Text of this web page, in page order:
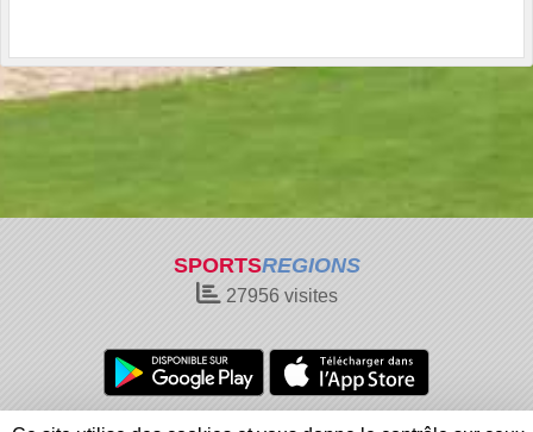
SPORTSREGIONS
27956visites